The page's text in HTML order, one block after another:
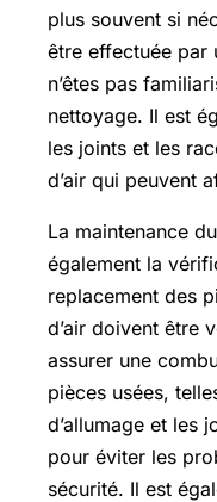
plus souvent si
être effectuée par
n’êtes pas
nettoyage. Il est
les joints et les
d’air qui peuvent
La maintenance
également la
replacement des
d’air doivent être
assurer une
pièces usées,
d’allumage et les
pour éviter les
sécurité. Il est